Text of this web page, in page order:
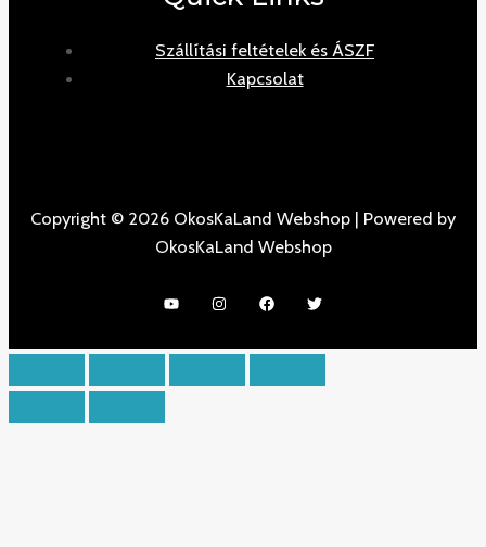
Szállítási feltételek és ÁSZF
Kapcsolat
Copyright © 2026 OkosKaLand Webshop | Powered by
OkosKaLand Webshop